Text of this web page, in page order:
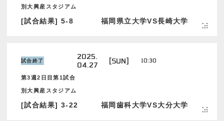
別大興産スタジアム
[試合結果] 5-8 福岡県立大学VS長崎大学
試合終了
2025.
04.27
[SUN] 10:30
第3週2日目第1試合
別大興産スタジアム
[試合結果] 3-22 福岡歯科大学VS大分大学